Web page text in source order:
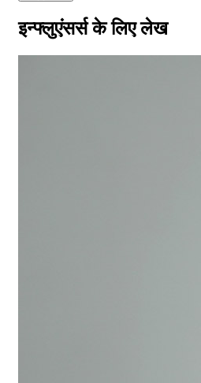
इन्फ्लुएंसर्स के लिए लेख